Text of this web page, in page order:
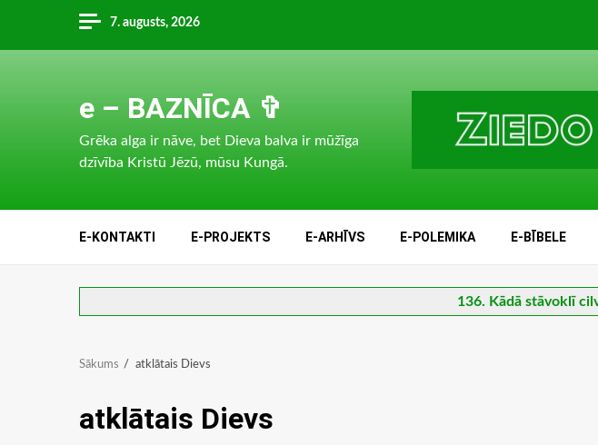
content
7. augusts, 2026
e – BAZNĪCA ✞
Grēka alga ir nāve, bet Dieva balva ir mūžīga
dzīvība Kristū Jēzū, mūsu Kungā.
E-KONTAKTI E-PROJEKTS E-ARHĪVS E-POLEMIKA E-BĪBELE
136. Kādā stāvoklī
Sākums atklātais Dievs
atklātais Dievs